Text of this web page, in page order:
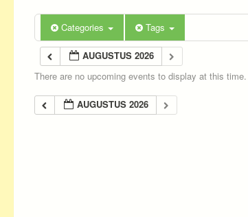
Categories Tags
AUGUSTUS 2026
There are no upcoming events to display at this time.
AUGUSTUS 2026